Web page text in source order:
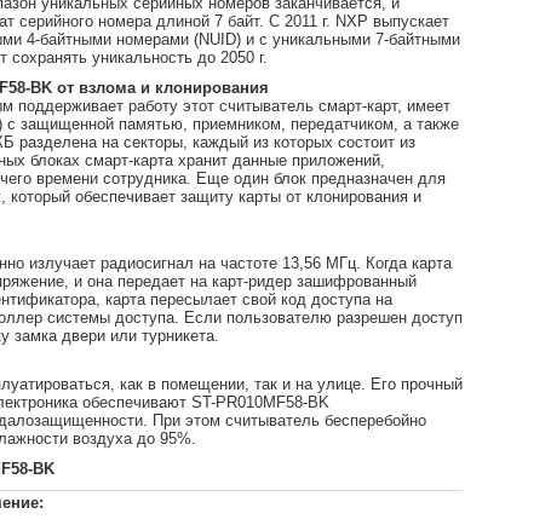
серийного номера длиной 7 байт. С 2011 г. NXP выпускает
4-байтными номерами (NUID) и с уникальными 7-байтными
сохранять уникальность до 2050 г.
BK от взлома и клонирования
поддерживает работу этот считыватель смарт-карт, имеет
с защищенной памятью, приемником, передатчиком, а также
разделена на секторы, каждый из которых состоит из
блоках смарт-карта хранит данные приложений,
времени сотрудника. Еще один блок предназначен для
обеспечивает защиту карты от клонирования и
излучает радиосигнал на частоте 13,56 МГц. Когда карта
и она передает на карт-ридер зашифрованный
карта пересылает свой код доступа на
системы доступа. Если пользователю разрешен доступ
замка двери или турникета.
как в помещении, так и на улице. Его прочный
обеспечивают ST-PR010MF58-BK
При этом считыватель бесперебойно
воздуха до 95%.
BK